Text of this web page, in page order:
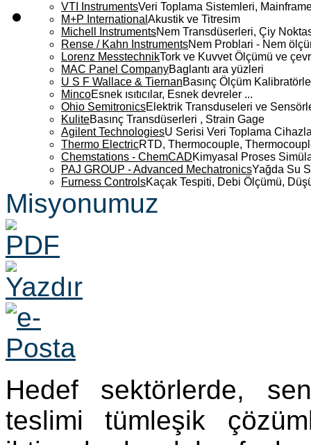
VTI InstrumentsVeri Toplama Sistemleri,
M+P International Akustik ve Titresim
Michell InstrumentsNem Transdüserleri, Çiy
Rense / Kahn InstrumentsNem Problari - Nem
Lorenz MesstechnikTork ve Kuvvet Ölçümü ve
MAC Panel CompanyBaglantı ara yüzleri
U S F Wallace & TiernanBasınç Ölçüm
MincoEsnek ısıtıcılar, Esnek devreler ...
Ohio SemitronicsElektrik Transduseleri ve
KuliteBasınç Transdüserleri , Strain Gage
Agilent TechnologiesU Serisi Veri Toplama
Thermo ElectricRTD, Thermocouple,
Chemstations - ChemCADKimyasal Proses
PAJ GROUP - Advanced MechatronicsYağda Su
Furness ControlsKaçak Tespiti, Debi Ölçümü,
Misyonumuz
Hedef sektörlerde,
teslimi tümleşik